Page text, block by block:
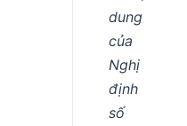
dung
của
Nghị
định
số